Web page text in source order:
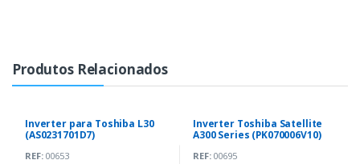
Produtos Relacionados
Inverter para Toshiba L30
(AS0231701D7)
REF:00653
Inverter Toshiba Satellite
A300 Series (PK070006V10)
REF:00695